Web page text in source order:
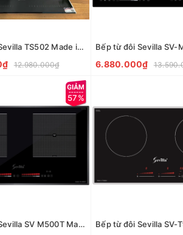
Bếp từ đôi Sevilla TS502 Made in Thái Lan
12.980.000₫ 6.880.000₫
57%
Bếp từ đôi Sevilla SV M500T Made in Malaysia